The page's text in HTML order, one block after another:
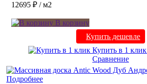
12695 ₽ / м2
В корзину
Купить дешевле
Купить в 1 клик
Сравнение
Подробнее